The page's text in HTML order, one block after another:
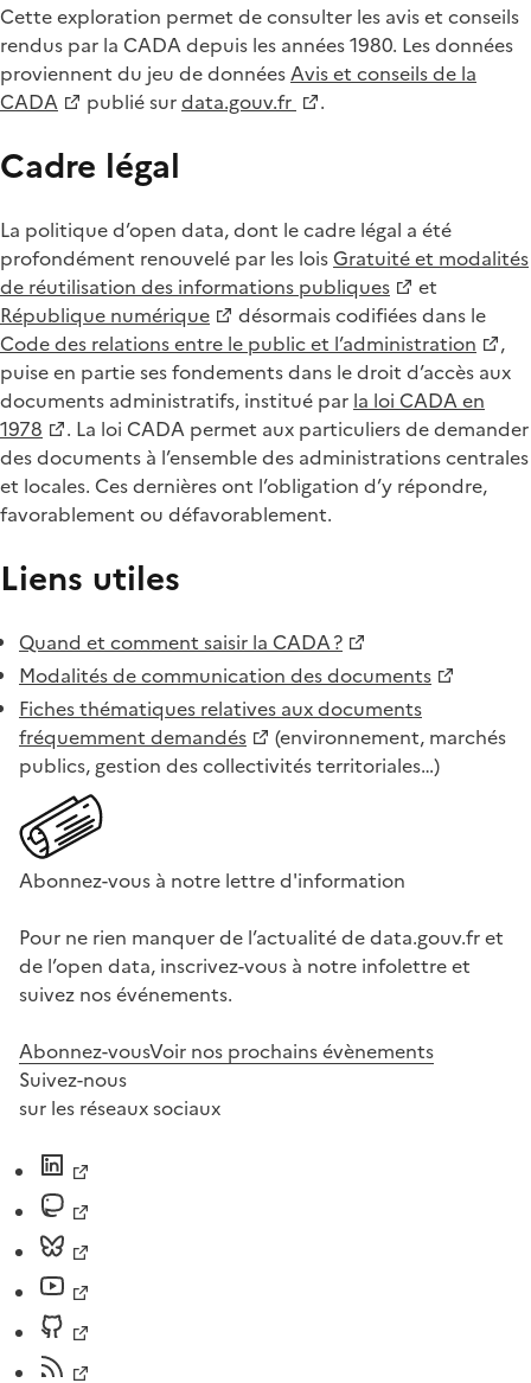
Cette exploration permet de consulter les avis et conseils
rendus par la CADA depuis les années 1980. Les données
proviennent du jeu de donnéesAvis et conseils de la
CADA
publié surdata.gouv.fr .
Cadre légal
La politique d’open data, dont le cadre légal a été
profondément renouvelé par les loisGratuité et modalités
de réutilisation des informations publiques
et
République numérique
désormais codifiées dans le
Code des relations entre le public et l’administration
,
puise en partie ses fondements dans le droit d’accès aux
documents administratifs, institué par la loi CADA en
1978
. La loi CADA permet aux particuliers de demander
des documents à l’ensemble des administrations centrales
et locales. Ces dernières ont l’obligation d’y répondre,
favorablement ou défavorablement.
Liens utiles
Quand et comment saisir la CADA ?
Modalités de communication des documents
Fiches thématiques relatives aux documents
fréquemment demandés
(environnement, marchés
publics, gestion des collectivités territoriales…)
Abonnez-vous à notre lettre d'information
Pour ne rien manquer de l’actualité de data.gouv.fr et
de l’open data, inscrivez-vous à notre infolettre et
suivez nos événements.
Abonnez-vousVoir nos prochains évènements
Suivez-nous
sur les réseaux sociaux